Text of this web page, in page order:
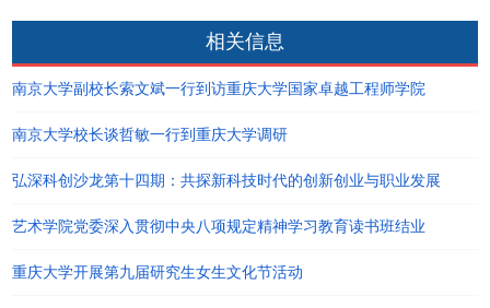
相关信息
南京大学副校长索文斌一行到访重庆大学国家卓越工程师学院
南京大学校长谈哲敏一行到重庆大学调研
弘深科创沙龙第十四期：共探新科技时代的创新创业与职业发展
艺术学院党委深入贯彻中央八项规定精神学习教育读书班结业
重庆大学开展第九届研究生女生文化节活动